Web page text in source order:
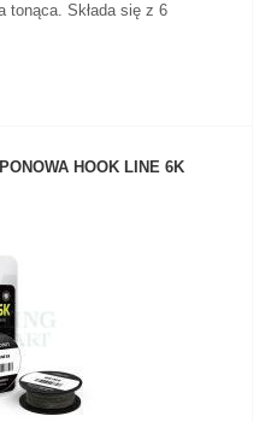
tonąca. Składa się z 6
HOOK LINE 6K